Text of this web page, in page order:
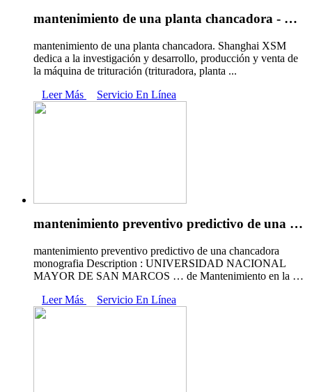
mantenimiento de una planta chancadora - …
mantenimiento de una planta chancadora. Shanghai XSM
dedica a la investigación y desarrollo, producción y venta de
la máquina de trituración (trituradora, planta ...
Leer Más
Servicio En Línea
mantenimiento preventivo predictivo de una …
mantenimiento preventivo predictivo de una chancadora
monografia Description : UNIVERSIDAD NACIONAL
MAYOR DE SAN MARCOS … de Mantenimiento en la …
Leer Más
Servicio En Línea